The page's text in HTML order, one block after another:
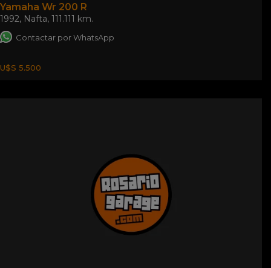
Yamaha Wr 200 R
1992, Nafta, 111.111 km.
Contactar por WhatsApp
U$S 5.500